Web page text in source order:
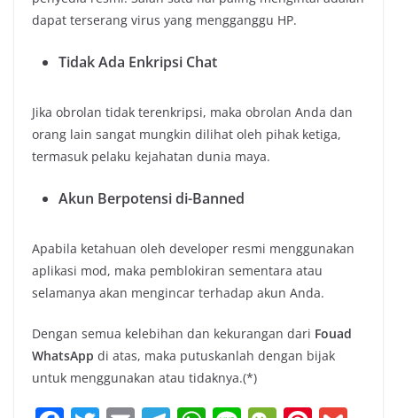
dapat terserang virus yang mengganggu HP.
Tidak Ada Enkripsi Chat
Jika obrolan tidak terenkripsi, maka obrolan Anda dan
orang lain sangat mungkin dilihat oleh pihak ketiga,
termasuk pelaku kejahatan dunia maya.
Akun Berpotensi di-Banned
Apabila ketahuan oleh developer resmi menggunakan
aplikasi mod, maka pemblokiran sementara atau
selamanya akan mengincar terhadap akun Anda.
Dengan semua kelebihan dan kekurangan dari Fouad
WhatsApp di atas, maka putuskanlah dengan bijak
untuk menggunakan atau tidaknya.(*)